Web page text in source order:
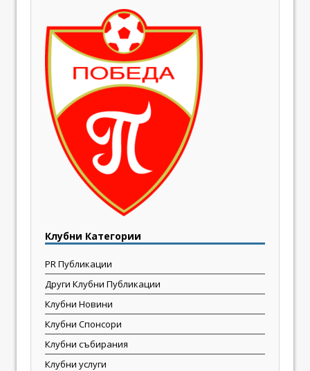
Клубни Категории
PR Публикации
Други Клубни Публикации
Клубни Новини
Клубни Спонсори
Клубни събирания
Клубни услуги